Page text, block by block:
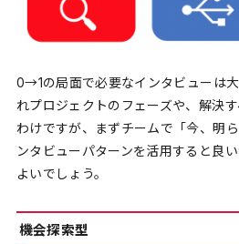
0→1の局面で必要なインタビューは
れプロジェクトのフェーズや、解決
わけですが、まずチームで「今、明
ンタビューパターンを活用すると良
よいでしょう。
機会探索型